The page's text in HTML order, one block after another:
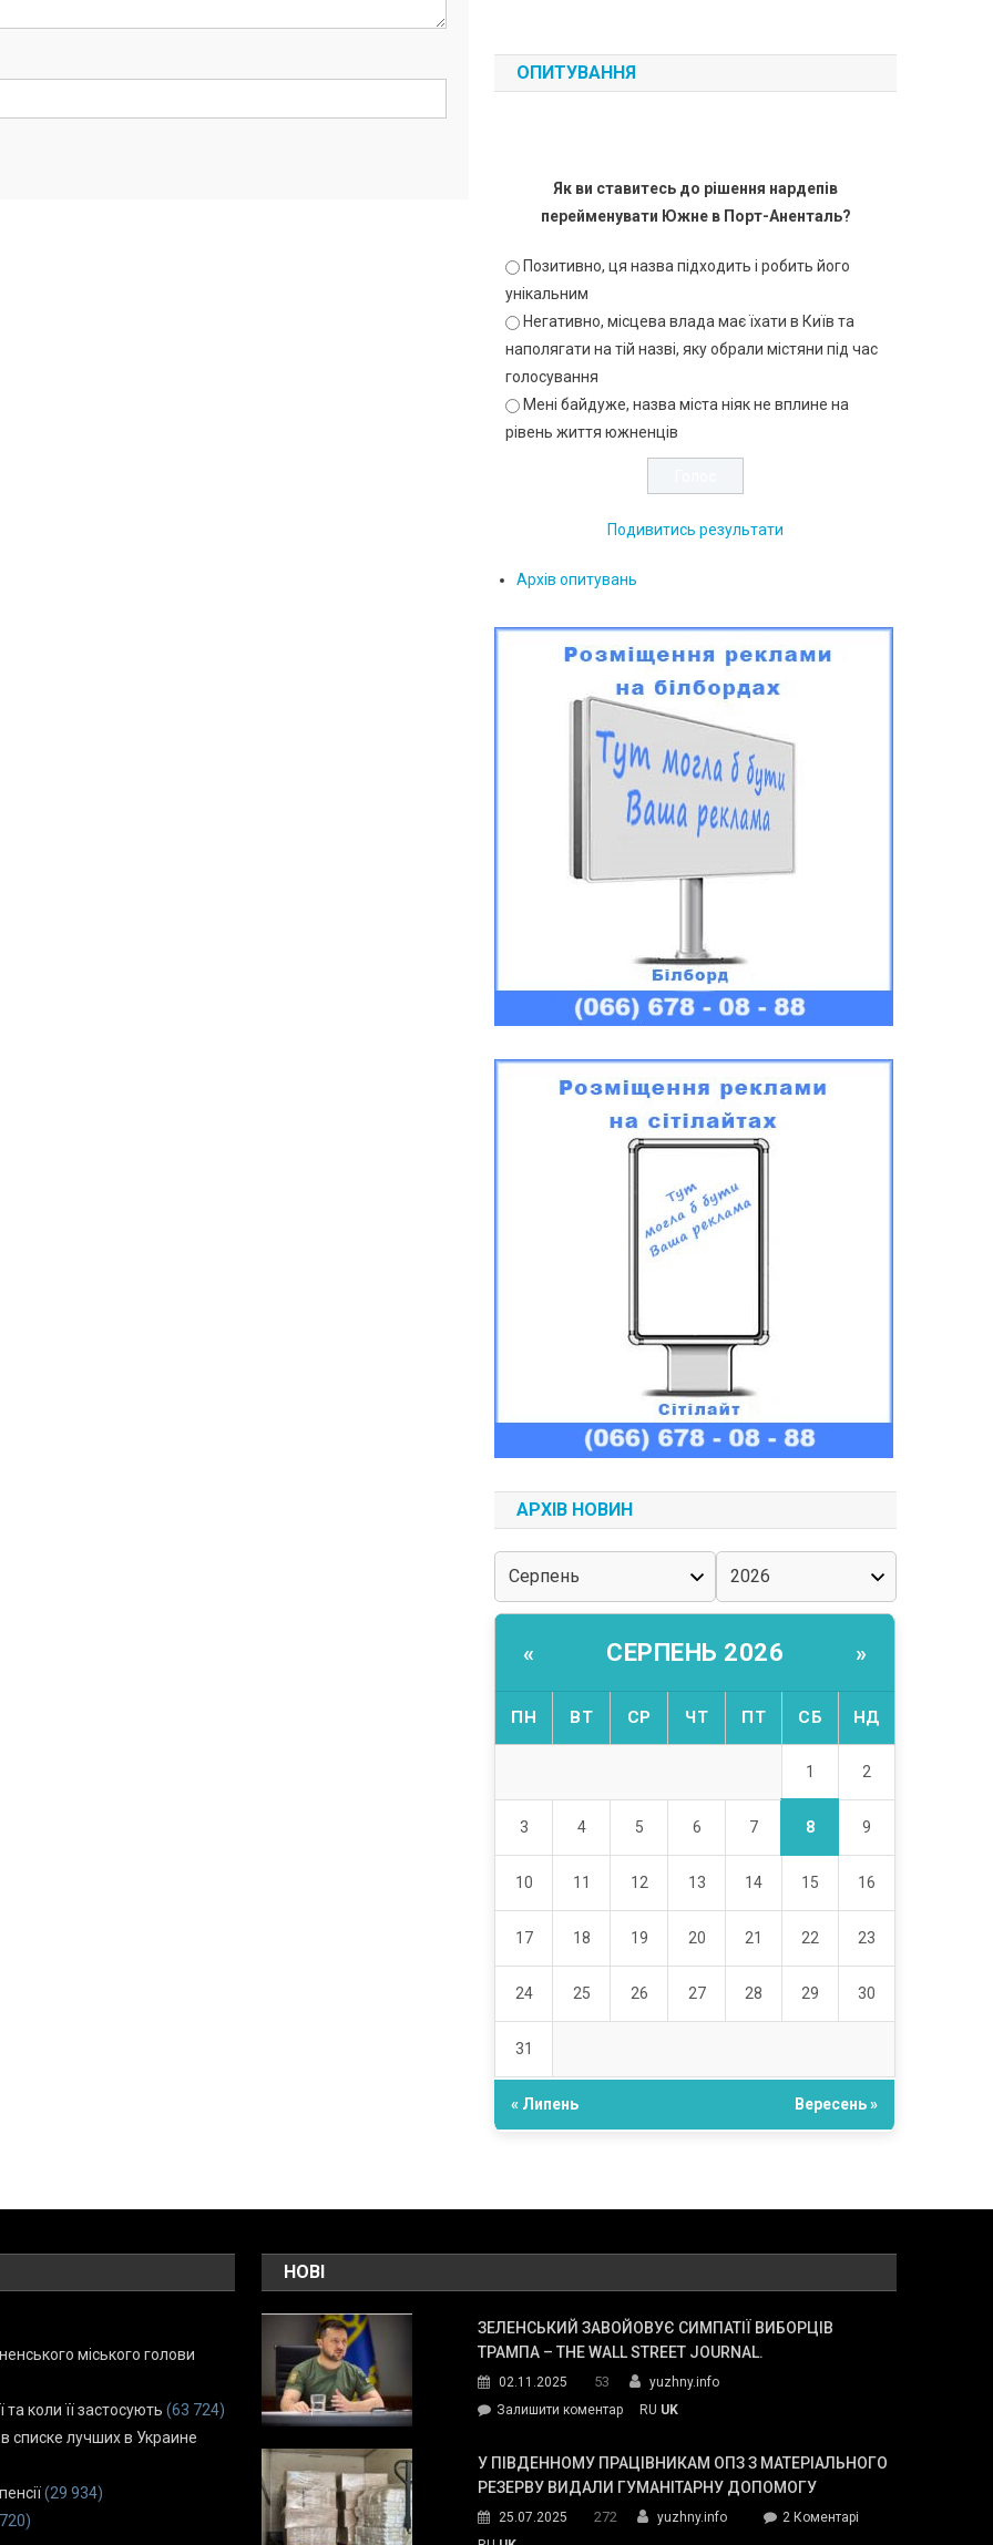
ОПИТУВАННЯ
Як ви ставитесь до рішення нардепів
перейменувати Южне в Порт-Аненталь?
Позитивно, ця назва підходить і робить його
унікальним
Негативно, місцева влада має їхати в Київ та
наполягати на тій назві, яку обрали містяни під час
голосування
Мені байдуже, назва міста ніяк не вплине на
рівень життя южненців
Подивитись результати
Архів опитувань
АРХІВ НОВИН
« СЕРПЕНЬ 2026 »
ПН ВТ СР ЧТ ПТ СБ НД
1 2
3 4 5 6 7 8 9
10 11 12 13 14 15 16
17 18 19 20 21 22 23
24 25 26 27 28 29 30
31
« Липень Вересень »
міського голови
коли її застосують (63 724)
списке лучших в Украине
(29 934)
НОВІ
ЗЕЛЕНСЬКИЙ ЗАВОЙОВУЄ СИМПАТІЇ ВИБОРЦІВ
ТРАМПА – THE WALL STREET JOURNAL.
02.11.2025 53
yuzhny.info
Залишити коментарon
завойовує
симпатії
Трампа
RU UK
У ПІВДЕННОМУ ПРАЦІВНИКАМ ОПЗ З МАТЕРІАЛЬНОГО
РЕЗЕРВУ ВИДАЛИ ГУМАНІТАРНУ ДОПОМОГУ
25.07.2025 272 yuzhny.info 2 Коментарідо